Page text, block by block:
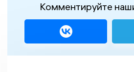
Комментируйте